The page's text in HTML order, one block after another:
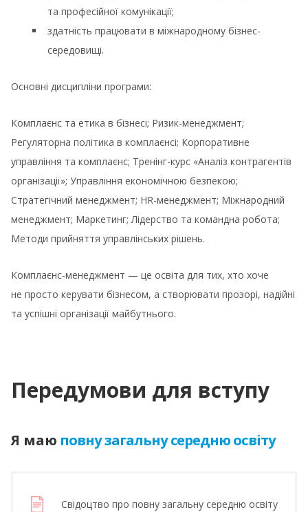
та професійної комунікації;
здатність працювати в міжнародному бізнес-
середовищі.
Основні дисципліни програми:
Комплаєнс та етика в бізнесі; Ризик-менеджмент;
Регуляторна політика в комплаєнсі; Корпоративне
управління та комплаєнс; Тренінг-курс «Аналіз контрагентів
організації»; Управління економічною безпекою;
Стратегічний менеджмент; HR-менеджмент; Міжнародний
менеджмент; Маркетинг; Лідерство та командна робота;
Методи прийняття управлінських рішень.
Комплаєнс-менеджмент — це освіта для тих, хто хоче
не просто керувати бізнесом, а створювати прозорі, надійні
та успішні організації майбутнього.
Передумови для вступу
Я маю повну загальну середню освіту
Свідоцтво про повну загальну середню освіту